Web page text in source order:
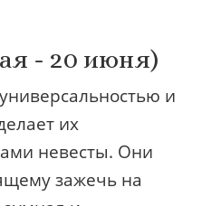
- 20 июня)
и
их
невесты. Они
зажечь на